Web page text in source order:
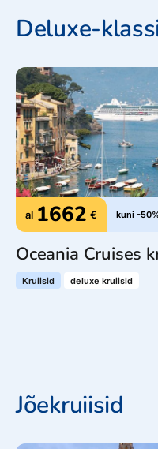
Deluxe-
al 1662 € kuni -
Oceania Cruises
Kruiisid deluxe kruiisid
Jõekruiisid